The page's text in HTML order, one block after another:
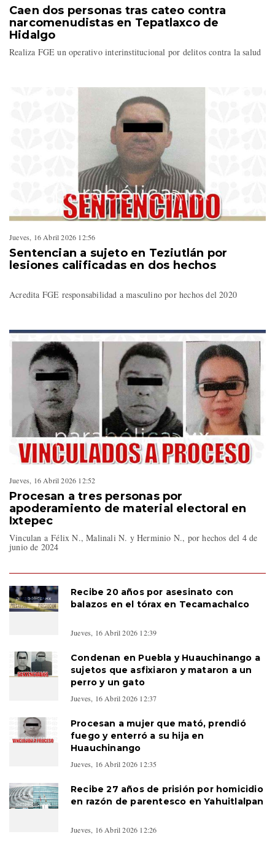
Caen dos personas tras cateo contra
narcomenudistas en Tepatlaxco de
Hidalgo
Realiza FGE un operativo interinstitucional por delitos contra la salud
Jueves, 16 Abril 2026 12:56
Sentencian a sujeto en Teziutlán por
lesiones calificadas en dos hechos
Acredita FGE responsabilidad a masculino por hechos del 2020
Jueves, 16 Abril 2026 12:52
Procesan a tres personas por
apoderamiento de material electoral en
Ixtepec
Vinculan a Félix N., Malinali N. y Herminio N., por hechos del 4 de
junio de 2024
Recibe 20 años por asesinato con
balazos en el tórax en Tecamachalco
Jueves, 16 Abril 2026 12:39
Condenan en Puebla y Huauchinango a
sujetos que asfixiaron y mataron a un
perro y un gato
Jueves, 16 Abril 2026 12:37
Procesan a mujer que mató, prendió
fuego y enterró a su hija en
Huauchinango
Jueves, 16 Abril 2026 12:35
Recibe 27 años de prisión por homicidio
en razón de parentesco en Yahuitlalpan
Jueves, 16 Abril 2026 12:26